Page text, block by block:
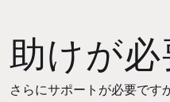
助けが
さらにサポートが必要です